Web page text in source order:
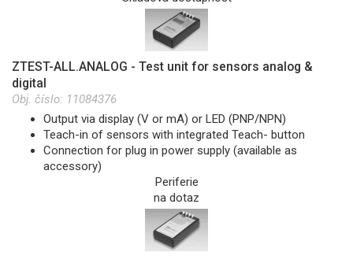
ZTEST-ALL.ANALOG - Test unit for sensors analog &
digital
Obj. číslo: 11084376
Output via display (V or mA) or LED (PNP/NPN)
Teach-in of sensors with integrated Teach- button
Connection for plug in power supply (available as
accessory)
Periferie
na dotaz